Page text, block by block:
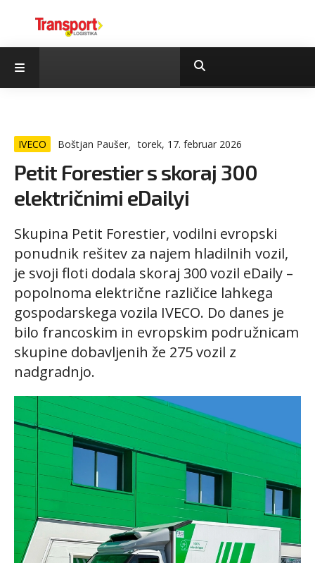
IVECO Boštjan Paušer, torek, 17. februar 2026
Petit Forestier s skoraj 300
električnimi eDailyi
Skupina Petit Forestier, vodilni evropski
ponudnik rešitev za najem hladilnih vozil,
je svoji floti dodala skoraj 300 vozil eDaily –
popolnoma električne različice lahkega
gospodarskega vozila IVECO. Do danes je
bilo francoskim in evropskim podružnicam
skupine dobavljenih že 275 vozil z
nadgradnjo.